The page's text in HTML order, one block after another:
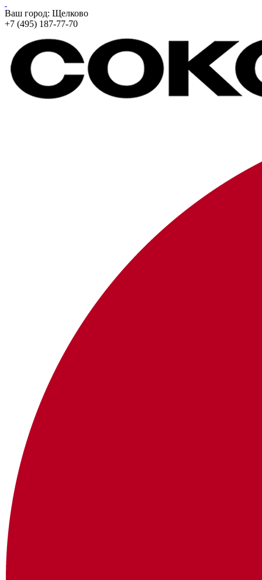
Ваш город: Щелково
+7 (495) 187-77-70